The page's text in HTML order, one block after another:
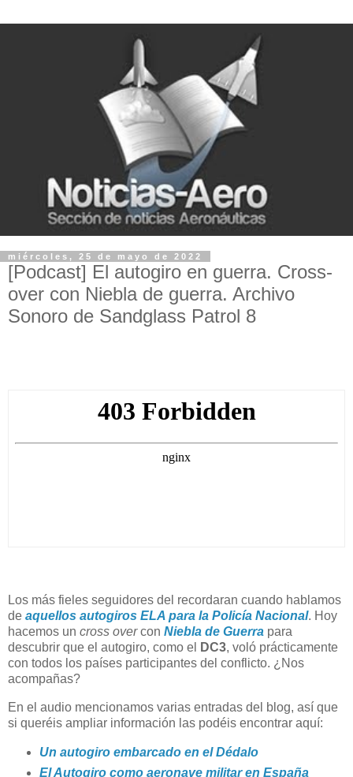
miércoles, 25 de mayo de 2022
[Podcast] El autogiro en guerra. Cross-
over con Niebla de guerra. Archivo
Sonoro de Sandglass Patrol 8
Los más fieles seguidores del recordaran cuando hablamos
de aquellos autogiros ELA para la Policía Nacional. Hoy
hacemos un cross overcon Niebla de Guerra para
descubrir que el autogiro, como el
DC3, voló prácticamente
con todos los países participantes del conflicto. ¿Nos
acompañas?
En el audio mencionamos varias entradas del blog, así que
si queréis ampliar información las podéis encontrar aquí:
Un autogiro embarcado en el Dédalo
El Autogiro como aeronave militar en España